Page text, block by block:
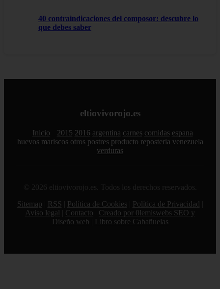
40 contraindicaciones del composor: descubre lo
que debes saber
eltiovivorojo.es
Inicio 2015 2016 argentina carnes comidas espana
huevos mariscos otros postres producto reposteria venezuela
verduras
© 2026 eltiovivorojo.es. Todos los derechos reservados.
Sitemap
RSS Política de Cookies Política de Privacidad
Aviso legal
Contacto
Creado por 0lemiswebs SEO y
Diseño web
Libro sobre Cabañuelas